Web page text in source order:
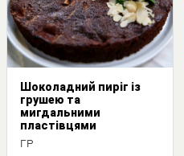
Шоколадний пиріг із
грушею та
мигдальними
пластівцями
ГР